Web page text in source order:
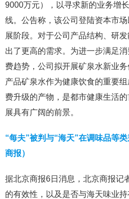
9000万元），以寻求新的业务增
线。公告称，该公司登陆资本市
展阶段。对于公司产品结构、研
出了更高的需求。为进一步满足
费趋势，公司拟开展矿泉水新业
产品矿泉水作为健康饮食的重要
费升级的产物，是都市健康生活
展具有广阔的前景。
“每夫”被判与“海天”在调味品等
商报）
据北京商报6日消息，北京商报记
的有效性，以及是否与海天味业持